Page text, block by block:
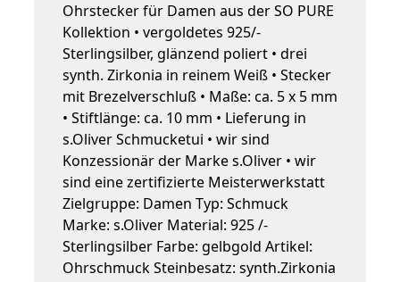
Ohrstecker für Damen aus der SO PURE
Kollektion • vergoldetes 925/-
Sterlingsilber, glänzend poliert • drei
synth. Zirkonia in reinem Weiß • Stecker
mit Brezelverschluß • Maße: ca. 5 x 5 mm
• Stiftlänge: ca. 10 mm • Lieferung in
s.Oliver Schmucketui • wir sind
Konzessionär der Marke s.Oliver • wir
sind eine zertifizierte Meisterwerkstatt
Zielgruppe: Damen Typ: Schmuck
Marke: s.Oliver Material: 925 /-
Sterlingsilber Farbe: gelbgold Artikel:
Ohrschmuck Steinbesatz: synth.Zirkonia